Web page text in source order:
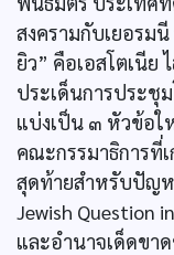
สงครามกับเยอรม
ยิว” คือเอสโตเนีย
ประเด็นการประชุ
แบ่งเป็น ๓ หัวข้อใ
คณะกรรมาธิการที่
สุดท้ายสำหรับปัญห
Jewish Question
และอำนาจเด็ดขา